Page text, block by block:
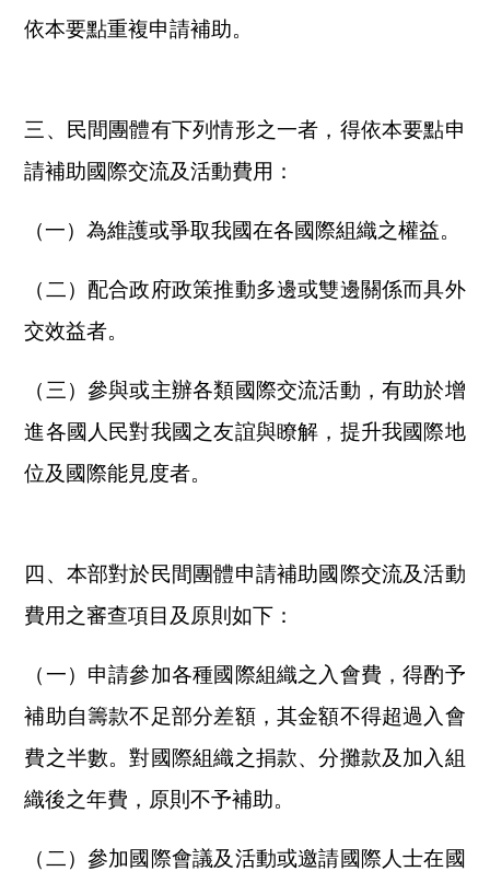
依本要點重複申請補助。
三、民間團體有下列情形之一者，得依本要點申
請補助國際交流及活動費用：
（一）為維護或爭取我國在各國際組織之權益。
（二）配合政府政策推動多邊或雙邊關係而具外
交效益者。
（三）參與或主辦各類國際交流活動，有助於增
進各國人民對我國之友誼與瞭解，提升我國際地
位及國際能見度者。
四、本部對於民間團體申請補助國際交流及活動
費用之審查項目及原則如下：
（一）申請參加各種國際組織之入會費，得酌予
補助自籌款不足部分差額，其金額不得超過入會
費之半數。對國際組織之捐款、分攤款及加入組
織後之年費，原則不予補助。
（二）參加國際會議及活動或邀請國際人士在國